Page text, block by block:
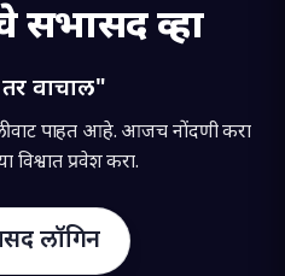
सभासद व्हा
वाचाल"
वाट पाहत आहे. आजच नोंदणी करा
विश्वात प्रवेश करा.
लॉगिन